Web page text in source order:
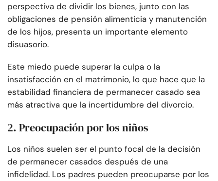
perspectiva de dividir los bienes, junto con las
obligaciones de pensión alimenticia y manutención
de los hijos, presenta un importante elemento
disuasorio.
Este miedo puede superar la culpa o la
insatisfacción en el matrimonio, lo que hace que la
estabilidad financiera de permanecer casado sea
más atractiva que la incertidumbre del divorcio.
2. Preocupación por los niños
Los niños suelen ser el punto focal de la decisión
de permanecer casados después de una
infidelidad. Los padres pueden preocuparse por los